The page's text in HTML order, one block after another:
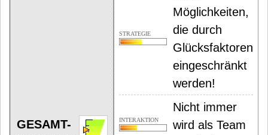
STRATEGIE
Möglichkeiten,
die durch
Glücksfaktoren
eingeschränkt
werden!
INTERAKTION
Nicht immer
wird als Team
GESAMT-